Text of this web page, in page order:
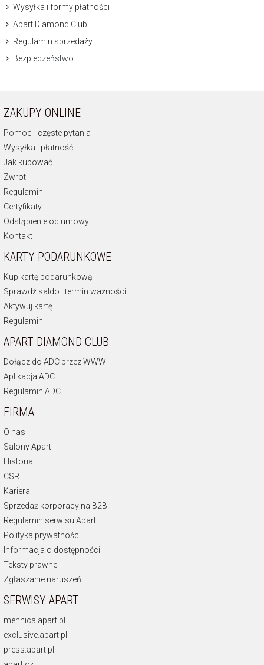
Wysyłka i formy płatności
Apart Diamond Club
Regulamin sprzedaży
Bezpieczeństwo
ZAKUPY ONLINE
Pomoc - częste pytania
Wysyłka i płatność
Jak kupować
Zwrot
Regulamin
Certyfikaty
Odstąpienie od umowy
Kontakt
KARTY PODARUNKOWE
Kup kartę podarunkową
Sprawdź saldo i termin ważności
Aktywuj kartę
Regulamin
APART DIAMOND CLUB
Dołącz do ADC przez WWW
Aplikacja ADC
Regulamin ADC
FIRMA
O nas
Salony Apart
Historia
CSR
Kariera
Sprzedaż korporacyjna B2B
Regulamin serwisu Apart
Polityka prywatności
Informacja o dostępności
Teksty prawne
Zgłaszanie naruszeń
SERWISY APART
mennica.apart.pl
exclusive.apart.pl
press.apart.pl